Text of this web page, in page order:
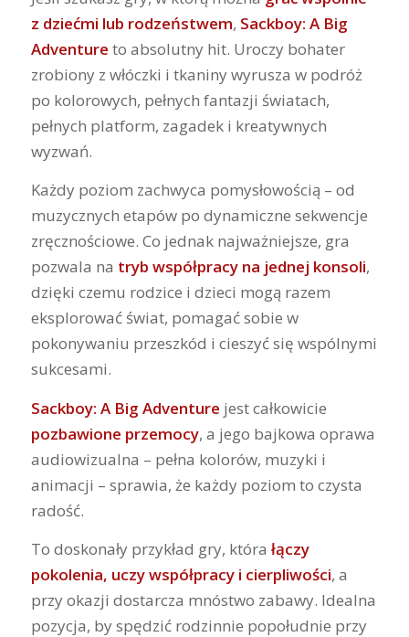
z dziećmi lub rodzeństwem, Sackboy: A Big
Adventure to absolutny hit. Uroczy bohater
zrobiony z włóczki i tkaniny wyrusza w podróż
po kolorowych, pełnych fantazji światach,
pełnych platform, zagadek i kreatywnych
wyzwań.
Każdy poziom zachwyca pomysłowością – od
muzycznych etapów po dynamiczne sekwencje
zręcznościowe. Co jednak najważniejsze, gra
pozwala na tryb współpracy na jednej konsoli,
dzięki czemu rodzice i dzieci mogą razem
eksplorować świat, pomagać sobie w
pokonywaniu przeszkód i cieszyć się wspólnymi
sukcesami.
Sackboy: A Big Adventure jest całkowicie
pozbawione przemocy, a jego bajkowa oprawa
audiowizualna – pełna kolorów, muzyki i
animacji – sprawia, że każdy poziom to czysta
radość.
To doskonały przykład gry, która łączy
pokolenia, uczy współpracy i cierpliwości, a
przy okazji dostarcza mnóstwo zabawy. Idealna
pozycja, by spędzić rodzinnie popołudnie przy